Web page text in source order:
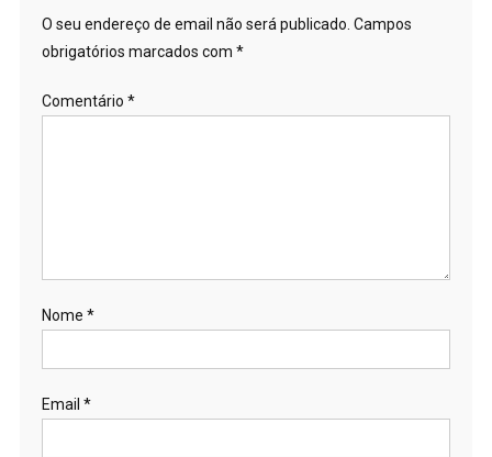
O seu endereço de email não será publicado. Campos
obrigatórios marcados com *
Comentário *
Nome *
Email *